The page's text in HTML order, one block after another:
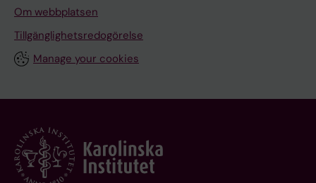
Om webbplatsen
Tillgänglighetsredogörelse
Manage your cookies